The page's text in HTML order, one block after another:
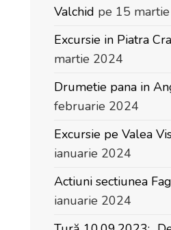
Valchid pe 15
Excursie in Piatra
martie 2024
Drumetie pana in
februarie 2024
Excursie pe Valea
ianuarie 2024
Actiuni sectiunea
ianuarie 2024